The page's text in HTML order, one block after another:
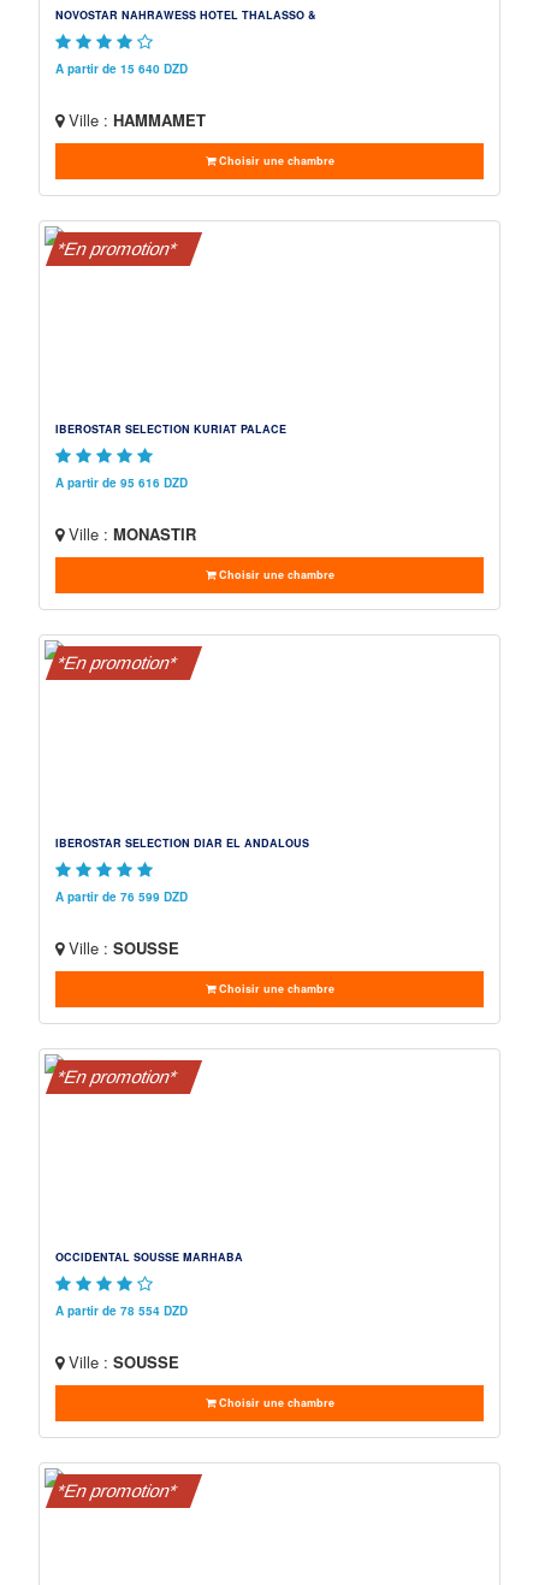
NOVOSTAR NAHRAWESS HOTEL THALASSO &
A partir de 15 640 DZD
Ville : HAMMAMET
Choisir une chambre
*En promotion*
IBEROSTAR SELECTION KURIAT PALACE
A partir de 95 616 DZD
Ville : MONASTIR
Choisir une chambre
*En promotion*
IBEROSTAR SELECTION DIAR EL ANDALOUS
A partir de 76 599 DZD
Ville : SOUSSE
Choisir une chambre
*En promotion*
OCCIDENTAL SOUSSE MARHABA
A partir de 78 554 DZD
Ville : SOUSSE
Choisir une chambre
*En promotion*